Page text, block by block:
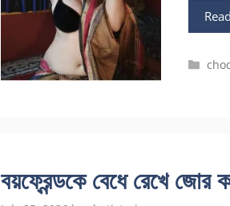
বয়ফ্রেন্ডকে বেধে রেখে জোর